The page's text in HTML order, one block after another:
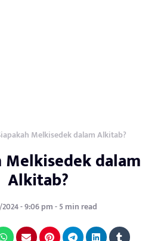
Melkisedek dalam Alkitab?
Melkisedek dalam
Alkitab?
- 9:06 pm - 5 min read